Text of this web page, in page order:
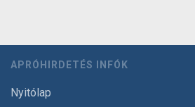
APRÓHIRDETÉS INFÓK
Nyitólap